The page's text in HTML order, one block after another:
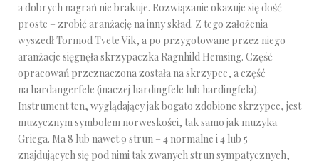
a dobrych nagrań nie brakuje. Rozwiązanie okazuje się dość
proste – zrobić aranżację na inny skład. Z tego założenia
wyszedł Tormod Tvete Vik, a po przygotowane przez niego
aranżacje sięgnęła skrzypaczka Ragnhild Hemsing. Część
opracowań przeznaczona została na skrzypce, a część
na hardangerfele (inaczej hardingfele lub hardingfela).
Instrument ten, wyglądający jak bogato zdobione skrzypce, jest
muzycznym symbolem norweskości, tak samo jak muzyka
Griega. Ma 8 lub nawet 9 strun – 4 normalne i 4 lub 5
znajdujących się pod nimi tak zwanych strun sympatycznych,